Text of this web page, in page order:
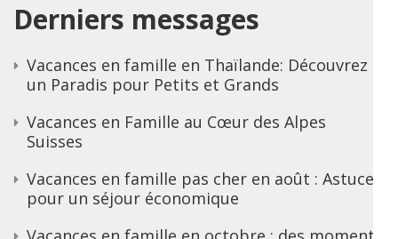
Derniers messages
Vacances en famille en Thaïlande: Découvrez
un Paradis pour Petits et Grands
Vacances en Famille au Cœur des Alpes
Suisses
Vacances en famille pas cher en août : Astuces
pour un séjour économique